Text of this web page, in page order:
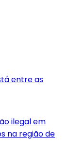
entre as
ilegal em
na região de